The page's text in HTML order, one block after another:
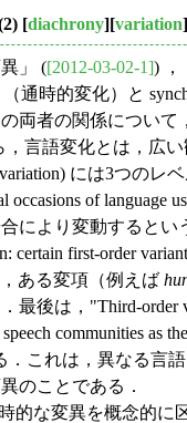
[diachrony][variation
」 ([2012-03-02-1]) ，
（通時的変化）と
両者の関係について
言語変化とは，広
には3つのレ
occasions of
により変動するとい
certain first-order
，ある変項（例えば
後は，"Third-order
communities as
．これは，異なる
のことである．
的な変異を概念的に